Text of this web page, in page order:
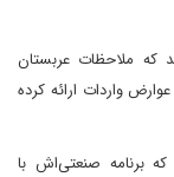
که ملاحظات عربستان
واردات ارائه کرده
برنامه صنعتی‌اش با